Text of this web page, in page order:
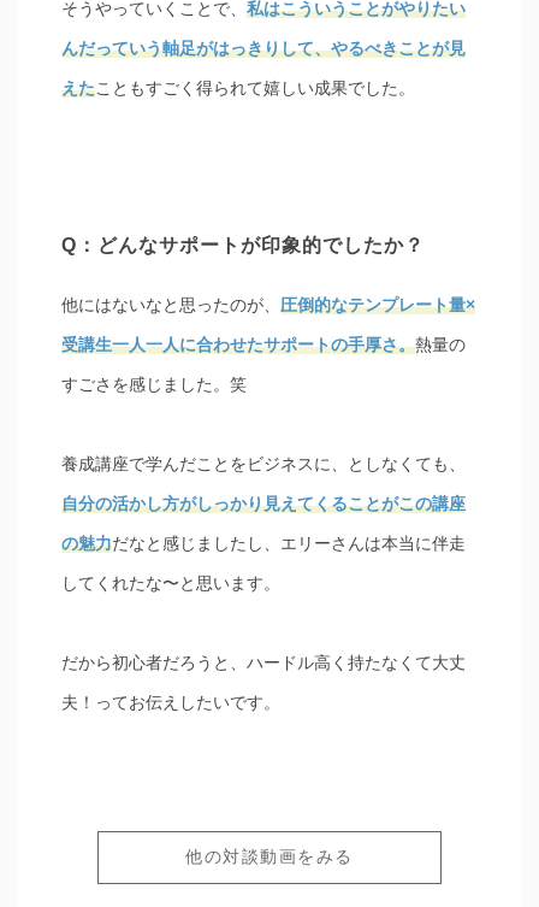
そうやっていくことで、 私はこういうことがやりたい
んだっていう軸足がはっきりして、やるべきことが見
えたこともすごく得られて嬉しい成果でした。
Q：どんなサポートが印象的でしたか？
他にはないなと思ったのが、 圧倒的なテンプレート量×
受講生一人一人に合わせたサポートの手厚さ。熱量の
すごさを感じました。笑
養成講座で学んだことをビジネスに、としなくても、
自分の活かし方がしっかり見えてくることがこの講座
の魅力だなと感じましたし、エリーさんは本当に伴走
してくれたな〜と思います。
だから初心者だろうと、ハードル高く持たなくて大丈
夫！ってお伝えしたいです。
他の対談動画をみる